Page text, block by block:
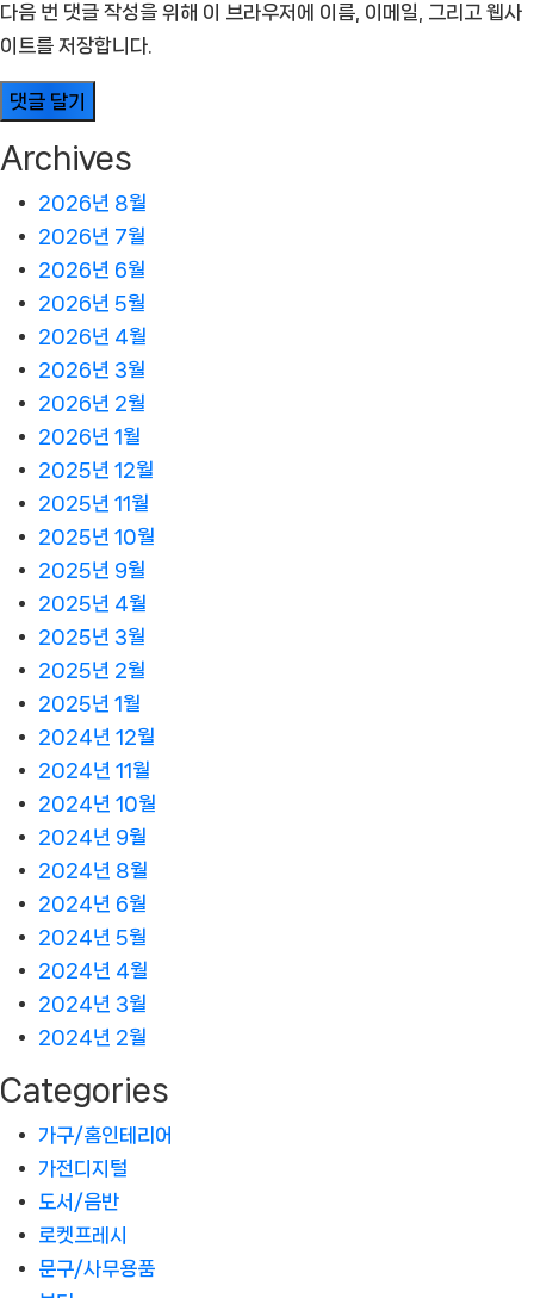
다음 번 댓글 작성을 위해 이 브라우저에 이름, 이메일, 그리고 웹사
이트를 저장합니다.
Archives
2026년 8월
2026년 7월
2026년 6월
2026년 5월
2026년 4월
2026년 3월
2026년 2월
2026년 1월
2025년 12월
2025년 11월
2025년 10월
2025년 9월
2025년 4월
2025년 3월
2025년 2월
2025년 1월
2024년 12월
2024년 11월
2024년 10월
2024년 9월
2024년 8월
2024년 6월
2024년 5월
2024년 4월
2024년 3월
2024년 2월
Categories
가구/홈인테리어
가전디지털
도서/음반
로켓프레시
문구/사무용품